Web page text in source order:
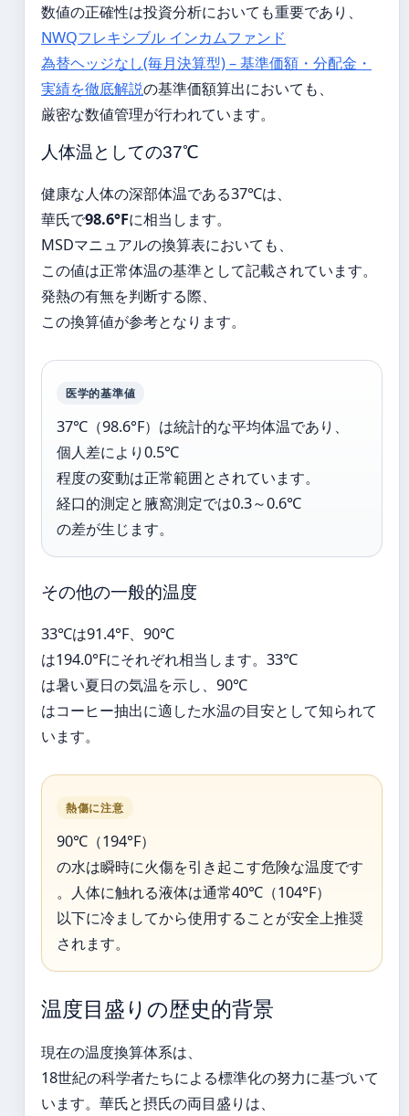
数値の正確性は投資分析においても重要であり、
NWQフレキシブル インカムファンド
為替ヘッジなし(毎月決算型) – 基準価額・分配金・
実績を徹底解説の基準価額算出においても、
厳密な数値管理が行われています。
人体温としての37℃
健康な人体の深部体温である37℃は、
華氏で98.6°Fに相当します。
MSDマニュアルの換算表においても、
この値は正常体温の基準として記載されています。
発熱の有無を判断する際、
この換算値が参考となります。
医学的基準値
37℃（98.6°F）は統計的な平均体温であり、
個人差により0.5℃
程度の変動は正常範囲とされています。
経口的測定と腋窩測定では0.3～0.6℃
の差が生じます。
その他の一般的温度
33℃は91.4°F、90℃
は194.0°Fにそれぞれ相当します。33℃
は暑い夏日の気温を示し、90℃
はコーヒー抽出に適した水温の目安として知られて
います。
熱傷に注意
90℃（194°F）
の水は瞬時に火傷を引き起こす危険な温度です
。人体に触れる液体は通常40℃（104°F）
以下に冷ましてから使用することが安全上推奨
されます。
温度目盛りの歴史的背景
現在の温度換算体系は、
18世紀の科学者たちによる標準化の努力に基づいて
います。華氏と摂氏の両目盛りは、